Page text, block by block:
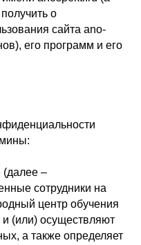
о
сайта ano-
его программ и его
(далее –
сотрудники на
центр обучения
и (или) осуществляют
а также определяет